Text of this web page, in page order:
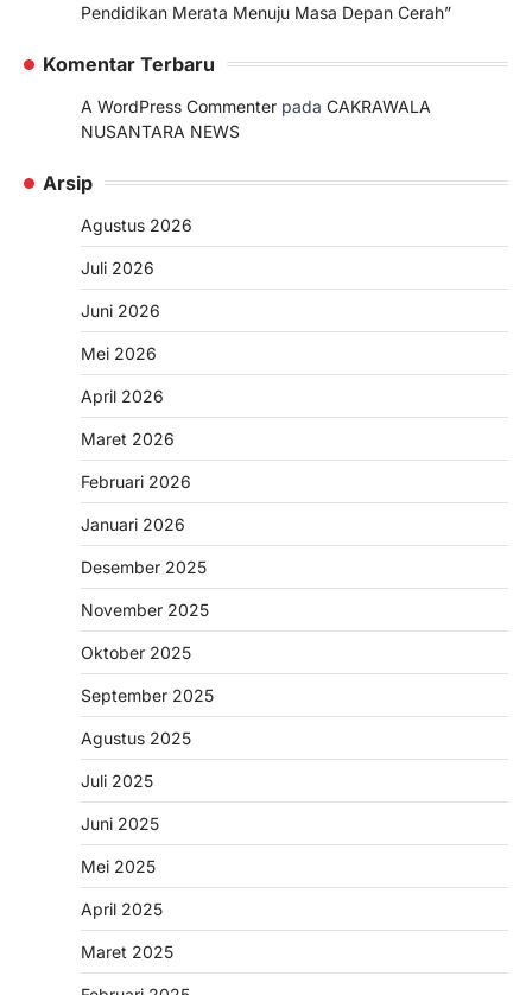
Pendidikan Merata Menuju Masa Depan Cerah”
Komentar Terbaru
A WordPress Commenter pada CAKRAWALA
NUSANTARA NEWS
Arsip
Agustus 2026
Juli 2026
Juni 2026
Mei 2026
April 2026
Maret 2026
Februari 2026
Januari 2026
Desember 2025
November 2025
Oktober 2025
September 2025
Agustus 2025
Juli 2025
Juni 2025
Mei 2025
April 2025
Maret 2025